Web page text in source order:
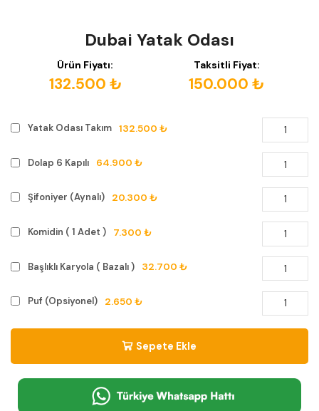
Dubai Yatak Odası
Ürün Fiyatı:
132.500 ₺
Taksitli Fiyat:
150.000 ₺
Yatak Odası Takım 132.500 ₺
Dolap 6 Kapılı 64.900 ₺
Şifoniyer (Aynalı) 20.300 ₺
Komidin ( 1 Adet ) 7.300 ₺
Başlıklı Karyola ( Bazalı ) 32.700 ₺
Puf (Opsiyonel) 2.650 ₺
Sepete Ekle